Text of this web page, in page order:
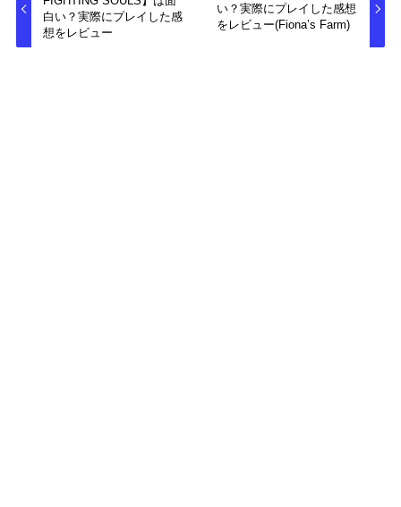
白い？実際にプレイした感
想をレビュー
い？実際にプレイした感想
をレビュー(Fiona’s Farm)